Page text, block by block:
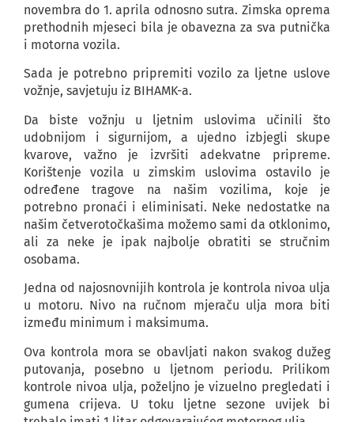
novembra do 1. aprila odnosno sutra. Zimska oprema
prethodnih mjeseci bila je obavezna za sva putnička
i motorna vozila.
Sada je potrebno pripremiti vozilo za ljetne uslove
vožnje, savjetuju iz BIHAMK-a.
Da biste vožnju u ljetnim uslovima učinili što
udobnijom i sigurnijom, a ujedno izbjegli skupe
kvarove, važno je izvršiti adekvatne pripreme.
Korištenje vozila u zimskim uslovima ostavilo je
određene tragove na našim vozilima, koje je
potrebno pronaći i eliminisati. Neke nedostatke na
našim četverotočkašima možemo sami da otklonimo,
ali za neke je ipak najbolje obratiti se stručnim
osobama.
Jedna od najosnovnijih kontrola je kontrola nivoa ulja
u motoru. Nivo na ručnom mjeraču ulja mora biti
između minimum i maksimuma.
Ova kontrola mora se obavljati nakon svakog dužeg
putovanja, posebno u ljetnom periodu. Prilikom
kontrole nivoa ulja, poželjno je vizuelno pregledati i
gumena crijeva. U toku ljetne sezone uvijek bi